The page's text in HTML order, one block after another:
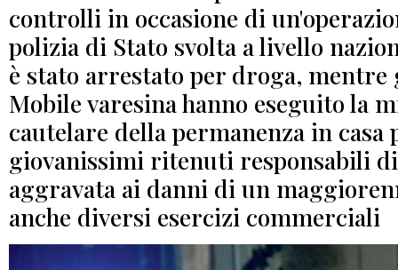
controlli in occasione di
polizia di Stato svolta a livello
è stato arrestato per droga,
Mobile varesina hanno eseguito la
cautelare della permanenza in casa
giovanissimi ritenuti responsabili
aggravata ai danni di un
anche diversi esercizi commerciali